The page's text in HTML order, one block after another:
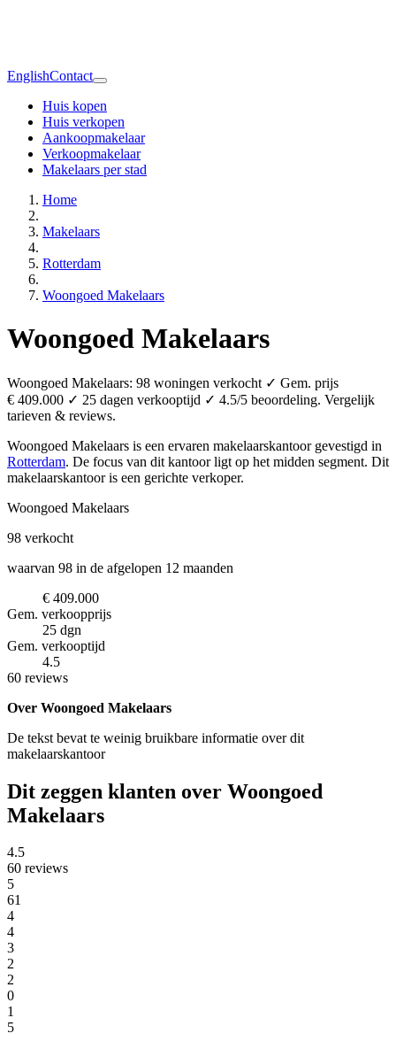
EnglishContact
Huis kopen
Huis verkopen
Aankoopmakelaar
Verkoopmakelaar
Makelaars per stad
Home
Makelaars
Rotterdam
Woongoed Makelaars
Woongoed Makelaars
Woongoed Makelaars: 98 woningen verkocht ✓ Gem. prijs
€ 409.000 ✓ 25 dagen verkooptijd ✓ 4.5/5 beoordeling. Vergelijk
tarieven & reviews.
Woongoed Makelaars is een ervaren makelaarskantoor gevestigd in
Rotterdam. De focus van dit kantoor ligt op het midden segment. Dit
makelaarskantoor is een gerichte verkoper.
Woongoed Makelaars
98 verkocht
waarvan 98 in de afgelopen 12 maanden
€ 409.000
Gem. verkoopprijs
25 dgn
Gem. verkooptijd
4.5
60 reviews
Over Woongoed Makelaars
De tekst bevat te weinig bruikbare informatie over dit
makelaarskantoor
Dit zeggen klanten over Woongoed
Makelaars
4.5
60 reviews
5
61
4
4
3
2
2
0
1
5